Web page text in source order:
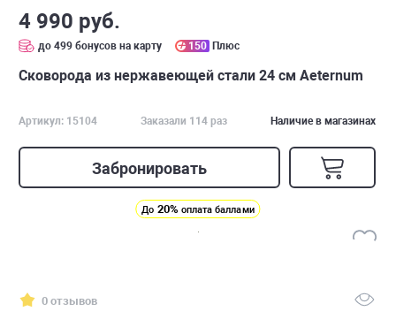
4 990 руб.
до 499 бонусов на карту 150 Плюс
Сковорода из нержавеющей стали 24 см Аeternum
Артикул: 15104 Заказали 114 раз Наличие в магазинах
Забронировать
До 20% оплата баллами
0 отзывов